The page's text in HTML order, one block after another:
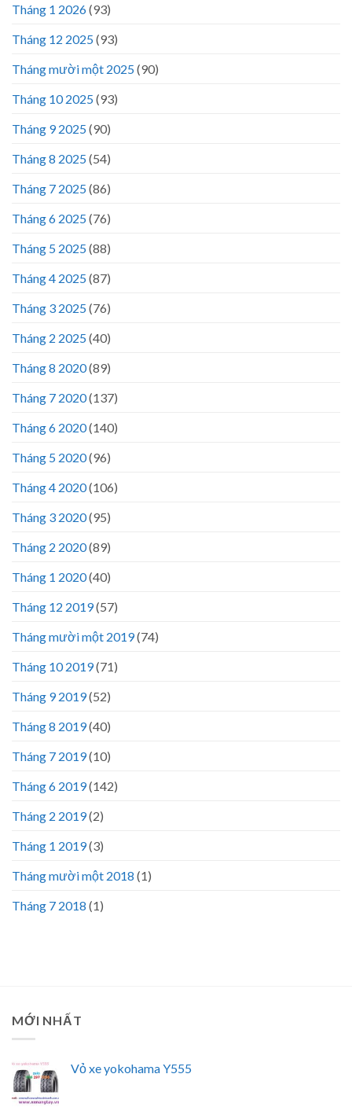
Tháng 1 2026(93)
Tháng 12 2025(93)
Tháng mười một 2025(90)
Tháng 10 2025(93)
Tháng 9 2025(90)
Tháng 8 2025(54)
Tháng 7 2025(86)
Tháng 6 2025(76)
Tháng 5 2025(88)
Tháng 4 2025(87)
Tháng 3 2025(76)
Tháng 2 2025(40)
Tháng 8 2020(89)
Tháng 7 2020(137)
Tháng 6 2020(140)
Tháng 5 2020(96)
Tháng 4 2020(106)
Tháng 3 2020(95)
Tháng 2 2020(89)
Tháng 1 2020(40)
Tháng 12 2019(57)
Tháng mười một 2019(74)
Tháng 10 2019(71)
Tháng 9 2019(52)
Tháng 8 2019(40)
Tháng 7 2019(10)
Tháng 6 2019(142)
Tháng 2 2019(2)
Tháng 1 2019(3)
Tháng mười một 2018 (1)
Tháng 7 2018 (1)
MỚI NHẤT
Vỏ xe yokohama Y555